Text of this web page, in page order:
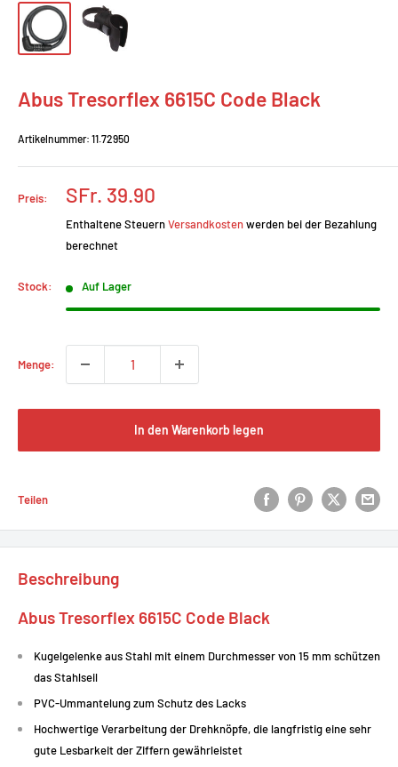
Abus Tresorflex 6615C Code Black
Artikelnummer: 11.72950
Preis:
Prix
réduit
SFr. 39.90
Enthaltene SteuernVersandkostenwerden bei der Bezahlung
berechnet
Stock: Auf Lager
Menge:
In den Warenkorb legen
Teilen
Beschreibung
Abus Tresorflex 6615C Code Black
Kugelgelenke aus Stahl mit einem Durchmesser von 15 mm schützen
das Stahlseil
PVC-Ummantelung zum Schutz des Lacks
Hochwertige Verarbeitung der Drehknöpfe, die langfristig eine sehr
gute Lesbarkeit der Ziffern gewährleistet